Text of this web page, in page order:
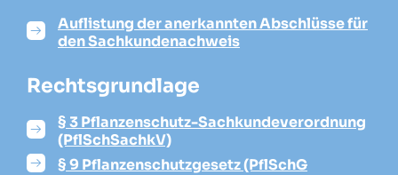
Auflistung der anerkannten Abschlüsse für
den Sachkundenachweis
Rechtsgrundlage
§ 3 Pflanzenschutz-Sachkundeverordnung
(PflSchSachkV)
§ 9 Pflanzenschutzgesetz (PflSchG